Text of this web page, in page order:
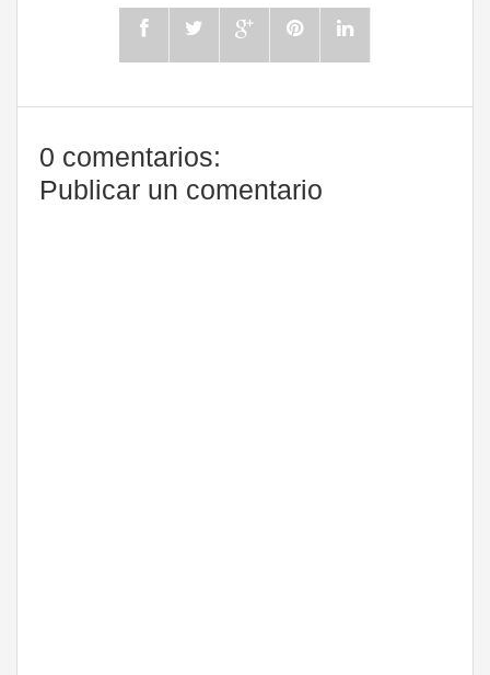
0 comentarios:
Publicar un comentario